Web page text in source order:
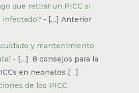
que retirar un PICC si
infectado? - […] Anterior
y mantenimiento
- […] 8 consejos para la
en neonatos […]
de los PICC